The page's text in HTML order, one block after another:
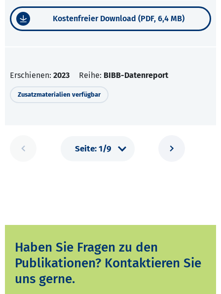
Kostenfreier Download (PDF, 6,4 MB)
Erschienen: 2023 Reihe: BIBB-Datenreport
Zusatzmaterialien verfügbar
Haben Sie Fragen zu den
Publikationen? Kontaktieren Sie
uns gerne.